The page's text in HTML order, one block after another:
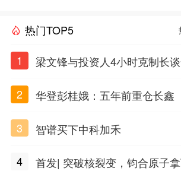
热门TOP5
1 梁文锋与投资人4小时克制长
2 华登彭桂娥：五年前重仓长鑫
3 智谱买下中科加禾
4 首发| 突破核裂变，钧合原子